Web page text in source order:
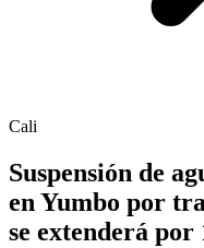
Cali
Suspensión de
en Yumbo por
se extenderá por